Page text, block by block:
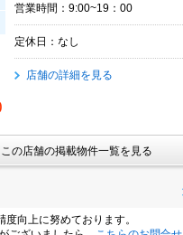
営業時間：9:00~19：00
定休日：なし
店舗の詳細を見る
この店舗の掲載物件一覧を見る
向上に努めております。